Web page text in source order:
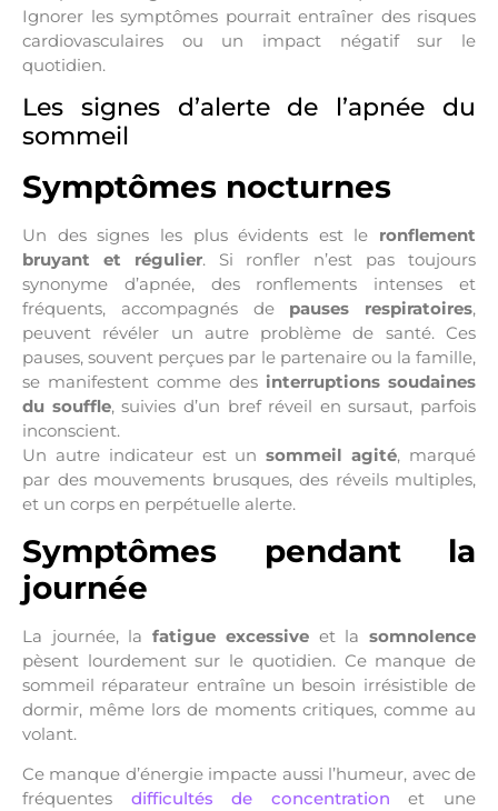
Ignorer les symptômes pourrait entraîner des risques
cardiovasculaires ou un impact négatif sur le
quotidien.
Les signes d’alerte de l’apnée du
sommeil
Symptômes nocturnes
Un des signes les plus évidents est le ronflement
bruyant et régulier. Si ronfler n’est pas toujours
synonyme d’apnée, des ronflements intenses et
fréquents, accompagnés depauses respiratoires,
peuvent révéler un autre problème de santé. Ces
pauses, souvent perçues par le partenaire ou la famille,
se manifestent comme des interruptions soudaines
du souffle, suivies d’un bref réveil en sursaut, parfois
inconscient.
Un autre indicateur est unsommeil agité, marqué
par des mouvements brusques, des réveils multiples,
et un corps en perpétuelle alerte.
Symptômes pendant la
journée
La journée, lafatigue excessiveet lasomnolence
pèsent lourdement sur le quotidien. Ce manque de
sommeil réparateur entraîne un besoin irrésistible de
dormir, même lors de moments critiques, comme au
volant.
Ce manque d’énergie impacte aussi l’humeur, avec de
fréquentes difficultés de concentration et une